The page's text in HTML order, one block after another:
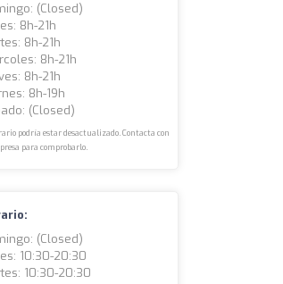
(closed)
8h-21h
8h-21h
8h-21h
8h-21h
8h-19h
(closed)
podría estar desactualizado. Contacta con
para comprobarlo.
(closed)
10:30-20:30
10:30-20:30